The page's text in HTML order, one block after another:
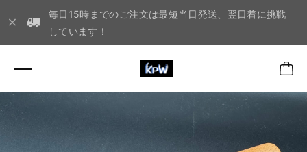
毎日15時までのご注文は最短当日発送、翌日着に挑戦
しています！